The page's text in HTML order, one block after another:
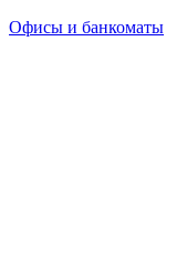
Офисы и банкоматы